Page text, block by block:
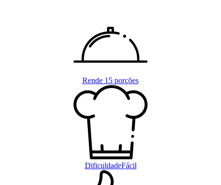
Rende 15 porções
DificuldadeFácil